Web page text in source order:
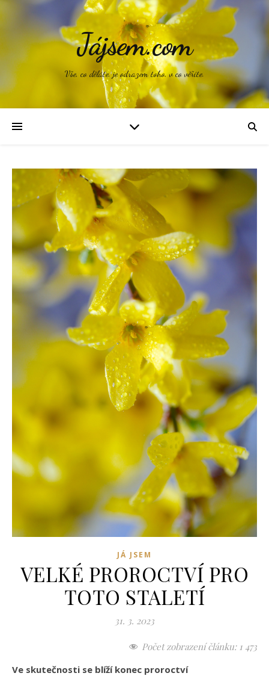
Jájsem.com
Vše, co děláte, je odrazem toho, v co věříte.
JÁ JSEM
VELKÉ PROROCTVÍ PRO
TOTO STALETÍ
31. 3. 2023
Počet zobrazení článku: 1 473
Ve skutečnosti se blíží konec proroctví